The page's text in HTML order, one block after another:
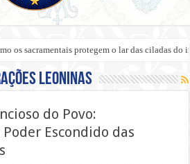
os sacramentais protegem o lar das ciladas do
Leoninas
do Povo:
Escondido das